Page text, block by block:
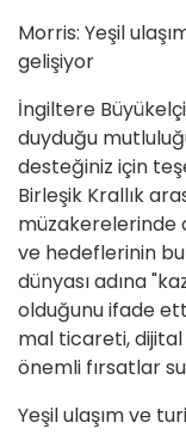
Morris: Yeşil
gelişiyor
İngiltere
duyduğu
desteğiniz için
Birleşik Krallık
müzakerelerinde
ve hedeflerinin
dünyası adına
olduğunu ifade
mal ticareti,
önemli fırsatlar
Yeşil ulaşım ve